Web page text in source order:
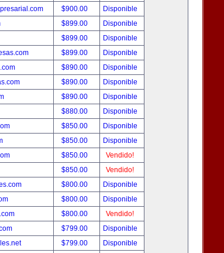
$900.00
Disponible
$899.00
Disponible
$899.00
Disponible
$899.00
Disponible
$890.00
Disponible
$890.00
Disponible
$890.00
Disponible
$880.00
Disponible
$850.00
Disponible
$850.00
Disponible
$850.00
Vendido!
$850.00
Vendido!
$800.00
Disponible
$800.00
Disponible
$800.00
Vendido!
$799.00
Disponible
$799.00
Disponible